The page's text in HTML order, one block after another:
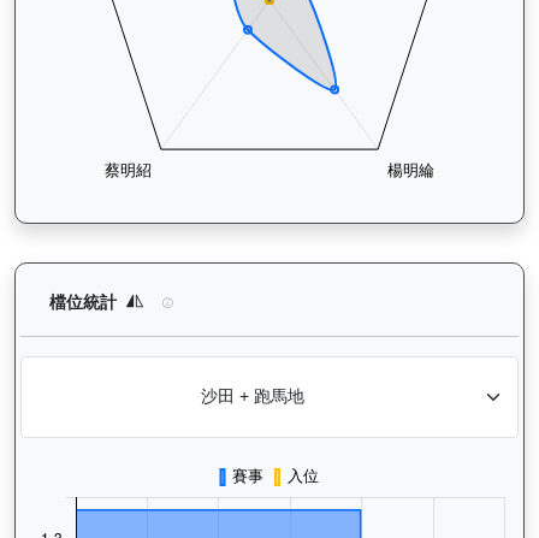
檔位統計 萬里鵬躍（L009）— 檔位統計分析：查看馬匹